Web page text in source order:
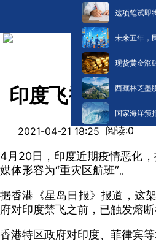
这项笔试即
未来五年，
现货黄金涨
西藏林芝墨
国家海洋预
印度飞香港一航
2021-04-21 18:25 阅读:0
4月20日，印度近期疫情恶化
媒体形容为“重灾区航班”。
据香港《星岛日报》报道，这
府对印度禁飞之前，已触发熔断
香港特区政府对印度、菲律宾